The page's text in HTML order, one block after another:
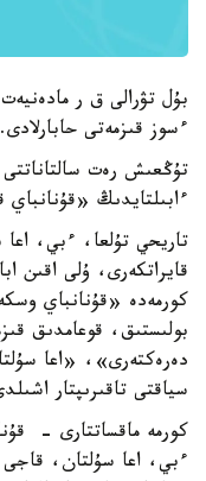
بۇل تۋرالى ق ر
ءسوز قىزمەتى حابارلادى.
تۇڭعىش رەت
ءابىلتايدىڭ
تاريحي تۇلعا، ءبي،
قايراتكەرى، ۇلى اقىن
كورمەدە «قۇنانباي
بولىستىق، قوعامدىق
دەرەكتەرى»، «اعا
سياقتى تاقىرىپتار
كورمە ماقساتتارى -
ءبي، اعا سۇلتان، قاجى